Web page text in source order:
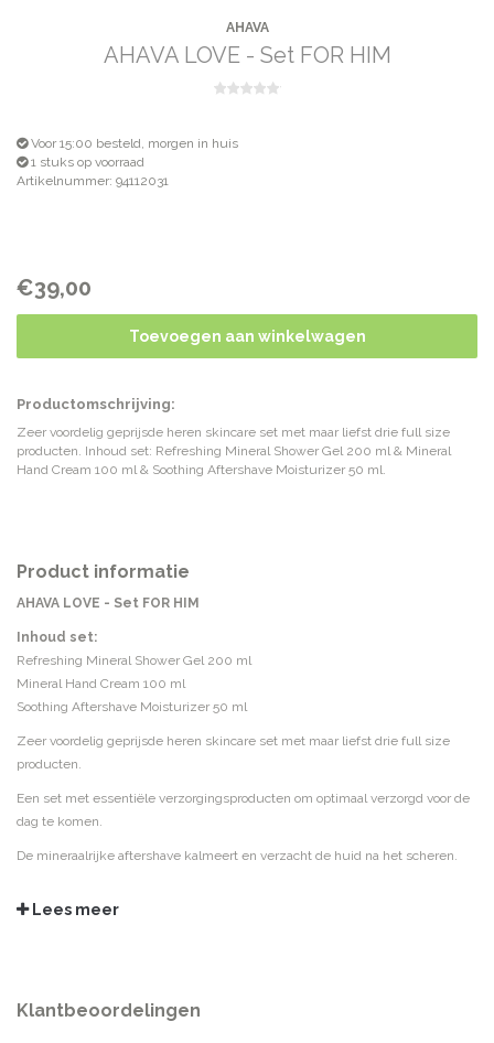
AHAVA
AHAVA LOVE - Set FOR HIM
Voor 15:00 besteld, morgen in huis
1 stuks op voorraad
Artikelnummer: 94112031
€39,00
Toevoegen aan winkelwagen
Productomschrijving:
Zeer voordelig geprijsde heren skincare set met maar liefst drie full size
producten. Inhoud set: Refreshing Mineral Shower Gel 200 ml & Mineral
Hand Cream 100 ml & Soothing Aftershave Moisturizer 50 ml.
Product informatie
AHAVA LOVE - Set FOR HIM
Inhoud set:
Refreshing Mineral Shower Gel 200 ml
Mineral Hand Cream 100 ml
Soothing Aftershave Moisturizer 50 ml
Zeer voordelig geprijsde heren skincare set met maar liefst drie full size
producten.
Een set met essentiële verzorgingsproducten om optimaal verzorgd voor de
dag te komen.
De mineraalrijke aftershave kalmeert en verzacht de huid na het scheren.
zacht huidgevoel.
Lees meer
Klantbeoordelingen